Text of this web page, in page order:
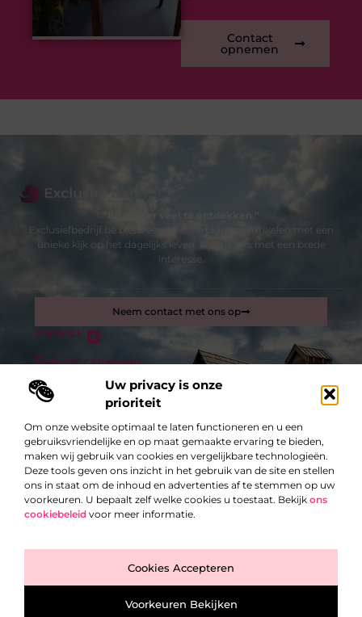
Uw privacy is onze
prioriteit
Om onze website optimaal te laten functioneren en u een
gebruiksvriendelijke en op maat gemaakte ervaring te bieden,
maken wij gebruik van cookies en vergelijkbare technologieën.
Deze tools geven ons inzicht in het gebruik van de site en stellen
ons in staat om de inhoud en advertenties af te stemmen op uw
voorkeuren. U bepaalt zelf welke cookies u toestaat. Bekijk ons
cookiebeleid voor meer informatie.
Cookies Accepteren
Voorkeuren Bekijken
Top
Contact
opnemen
Exclusiefbedrijf.be biedt een selectie blogs en artikelen met een
unieke kijk op het dagelijks leven. Voor lezers met een brede
interesse.
Sitelinks
Commercieel administratief medewerker
Lampentrends van 2024: Van duurzame verlichting tot
slimme lampen
Wat zijn luxe trends voor raamdecoratie bij woningen in
regio Knokke?
Altijd en overal op de hoogte van het laatste nieuws
Bericht categorie
Neem contact met ons op
www.exclusiefbedrijf.be. All Right Reserved.